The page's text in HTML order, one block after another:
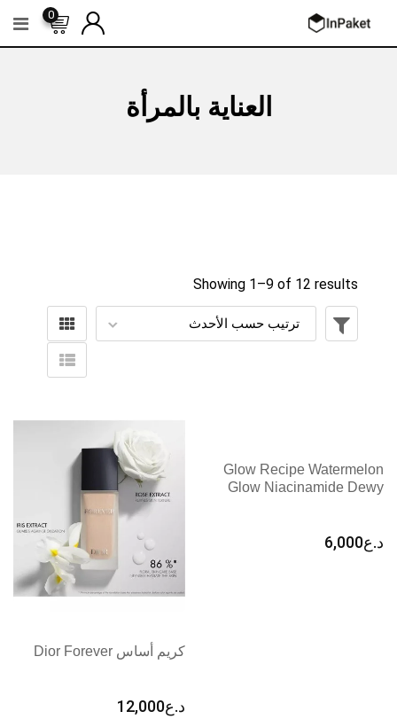
0
العناية بالمرأة
Showing 1–9 of 12 results
Glow Recipe Watermelon
Glow Niacinamide Dewy
د.ع6,000
كريم أساس Dior Forever
د.ع12,000